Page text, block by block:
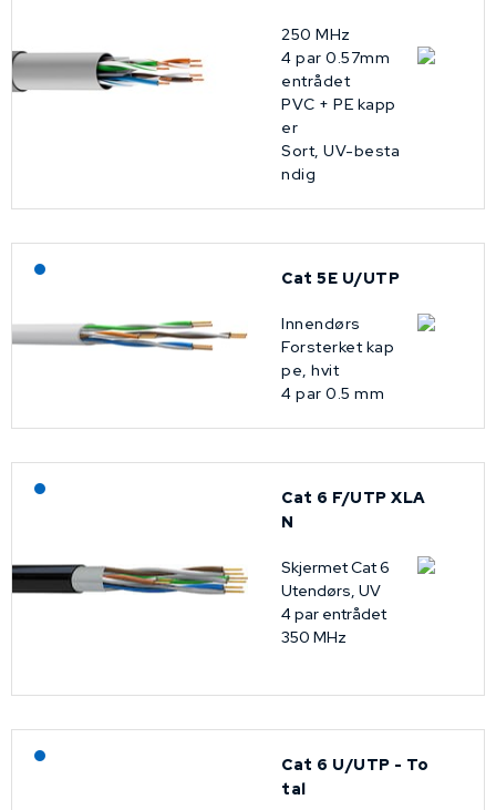
250 MHz
4 par 0.57mm
entrådet
PVC + PE kapp
er
Sort, UV-besta
ndig
Cat 5E U/UTP
Innendørs
Forsterket kap
pe, hvit
4 par 0.5 mm
Cat 6 F/UTP XLA
N
Skjermet Cat 6
Utendørs, UV
4 par entrådet
350 MHz
Cat 6 U/UTP - To
tal